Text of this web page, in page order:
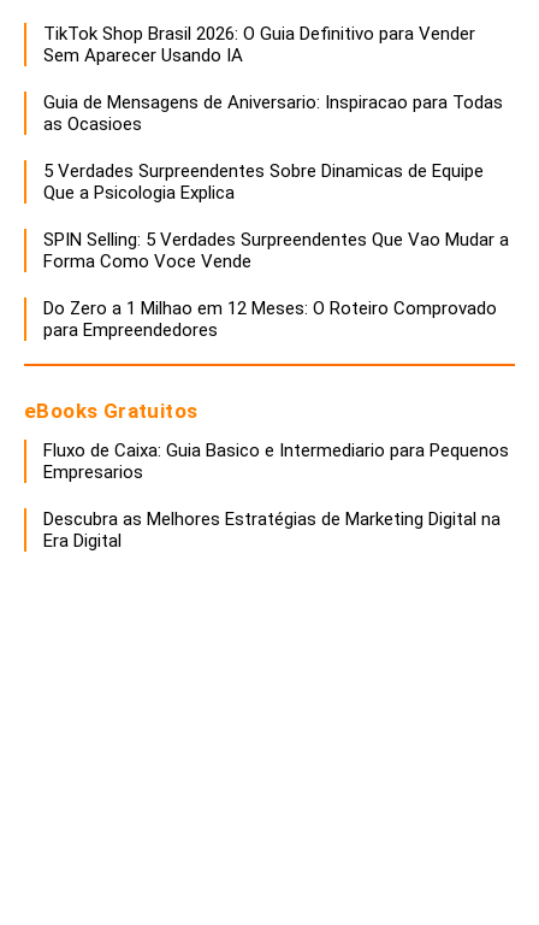
TikTok Shop Brasil 2026: O Guia Definitivo para Vender
Sem Aparecer Usando IA
Guia de Mensagens de Aniversario: Inspiracao para Todas
as Ocasioes
5 Verdades Surpreendentes Sobre Dinamicas de Equipe
Que a Psicologia Explica
SPIN Selling: 5 Verdades Surpreendentes Que Vao Mudar a
Forma Como Voce Vende
Do Zero a 1 Milhao em 12 Meses: O Roteiro Comprovado
para Empreendedores
eBooks Gratuitos
Fluxo de Caixa: Guia Basico e Intermediario para Pequenos
Empresarios
Descubra as Melhores Estratégias de Marketing Digital na
Era Digital